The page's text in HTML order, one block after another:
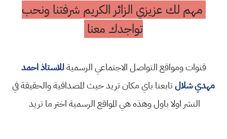
مهم لك عزيزي الزائر الكريم شرفتنا ونحب
تواجدك معنا
قنوات ومواقع التواصل الاجتماعي الرسميةللاستاذ احمد
مهدي شلالتابعنا باي مكان تريد حيث المصداقية والحقيقة في
النشر اولا باول وهذه هي المواقع الرسمية اختر ما تريد